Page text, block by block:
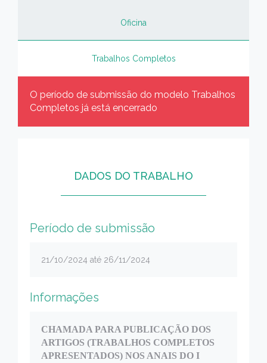
Oficina
Trabalhos Completos
O período de submissão do modelo Trabalhos
Completos já está encerrado
DADOS DO TRABALHO
Período de submissão
21/10/2024 até 26/11/2024
Informações
CHAMADA PARA PUBLICAÇÃO DOS
ARTIGOS (TRABALHOS COMPLETOS
APRESENTADOS) NOS ANAIS DO I